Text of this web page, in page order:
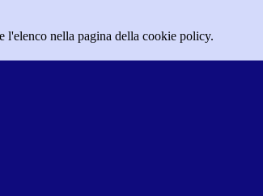
l'elenco nella pagina della cookie policy.